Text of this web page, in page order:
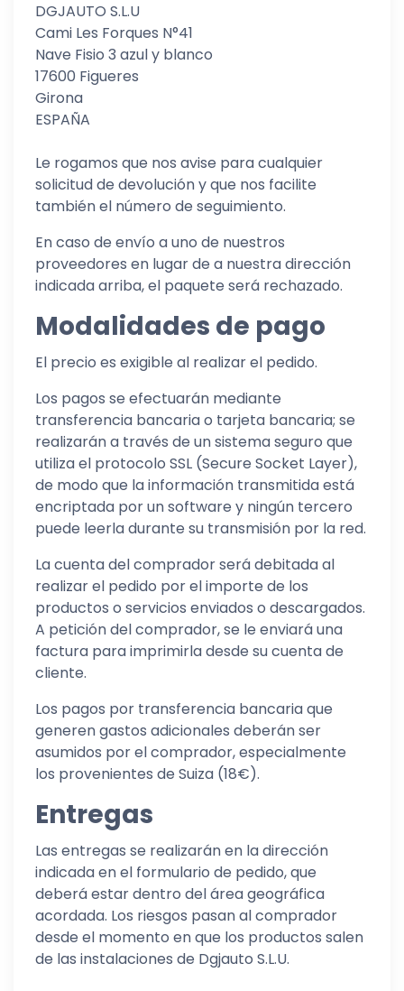
DGJAUTO S.L.U
Cami Les Forques N°41
Nave Fisio 3 azul y blanco
17600 Figueres
Girona
ESPAÑA
Le rogamos que nos avise para cualquier
solicitud de devolución y que nos facilite
también el número de seguimiento.
En caso de envío a uno de nuestros
proveedores en lugar de a nuestra dirección
indicada arriba, el paquete será rechazado.
Modalidades de pago
El precio es exigible al realizar el pedido.
Los pagos se efectuarán mediante
transferencia bancaria o tarjeta bancaria; se
realizarán a través de un sistema seguro que
utiliza el protocolo SSL (Secure Socket Layer),
de modo que la información transmitida está
encriptada por un software y ningún tercero
puede leerla durante su transmisión por la red.
La cuenta del comprador será debitada al
realizar el pedido por el importe de los
productos o servicios enviados o descargados.
A petición del comprador, se le enviará una
factura para imprimirla desde su cuenta de
cliente.
Los pagos por transferencia bancaria que
generen gastos adicionales deberán ser
asumidos por el comprador, especialmente
los provenientes de Suiza (18€).
Entregas
Las entregas se realizarán en la dirección
indicada en el formulario de pedido, que
deberá estar dentro del área geográfica
acordada. Los riesgos pasan al comprador
desde el momento en que los productos salen
de las instalaciones de Dgjauto S.L.U.